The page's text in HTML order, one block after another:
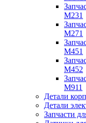
M231
M271
M451
M452
M911
Детали
Детали
Запчасти